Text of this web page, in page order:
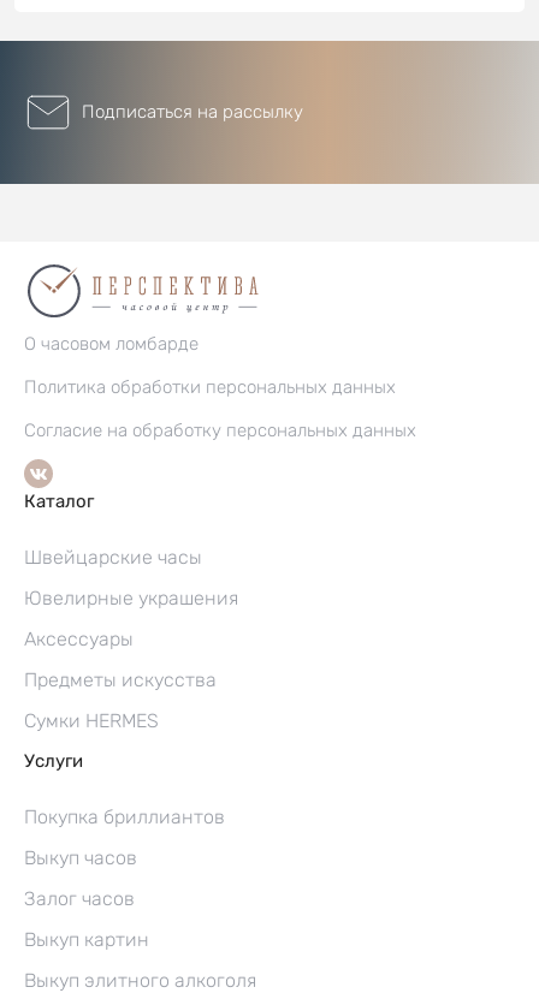
Подписаться на рассылку
О часовом ломбарде
Политика обработки персональных данных
Согласие на обработку персональных данных
Каталог
Швейцарские часы
Ювелирные украшения
Аксессуары
Предметы искусства
Сумки HERMES
Услуги
Покупка бриллиантов
Выкуп часов
Залог часов
Выкуп картин
Выкуп элитного алкоголя